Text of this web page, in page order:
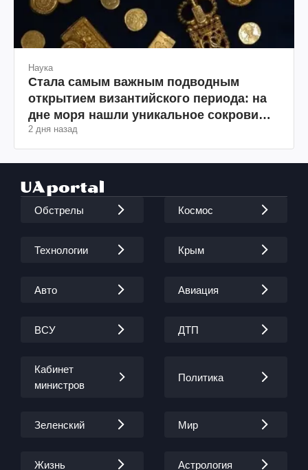
Наука
Стала самым важным подводным
открытием византийского периода: на
дне моря нашли уникальное сокровище
(фото)
2 дня назад
Обстрелы Космос
Технологии Крым
Авто Авиация
ВСУ ДТП
Кабинет
министров
Политика
Зеленский Мир
Жизнь Астрология